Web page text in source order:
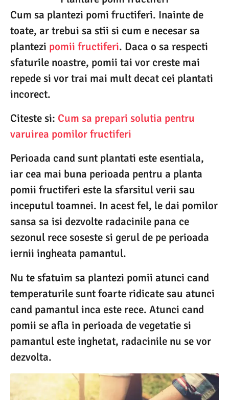
Cum sa plantezi pomi fructiferi. Inainte de
toate, ar trebui sa stii si cum e necesar sa
plantezi pomii fructiferi. Daca o sa respecti
sfaturile noastre, pomii tai vor creste mai
repede si vor trai mai mult decat cei plantati
incorect.
Citeste si: Cum sa prepari solutia pentru
varuirea pomilor fructiferi
Perioada cand sunt plantati este esentiala,
iar cea mai buna perioada pentru a planta
pomii fructiferi este la sfarsitul verii sau
inceputul toamnei. In acest fel, le dai pomilor
sansa sa isi dezvolte radacinile pana ce
sezonul rece soseste si gerul de pe perioada
iernii ingheata pamantul.
Nu te sfatuim sa plantezi pomii atunci cand
temperaturile sunt foarte ridicate sau atunci
cand pamantul inca este rece. Atunci cand
pomii se afla in perioada de vegetatie si
pamantul este inghetat, radacinile nu se vor
dezvolta.